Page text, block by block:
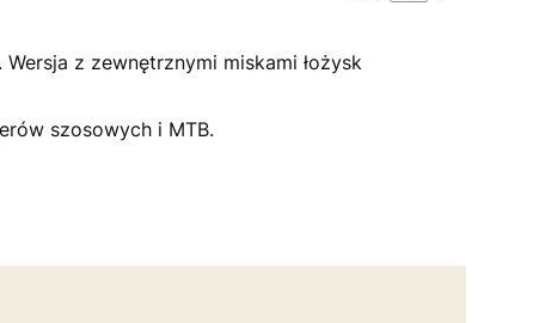
z zewnętrznymi miskami łożysk
szosowych i MTB.